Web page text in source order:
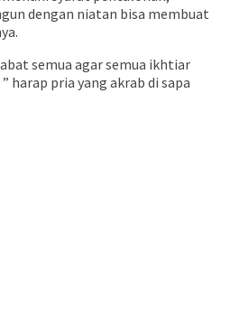
dengan niatan bisa membuat
semua agar semua ikhtiar
harap pria yang akrab di sapa